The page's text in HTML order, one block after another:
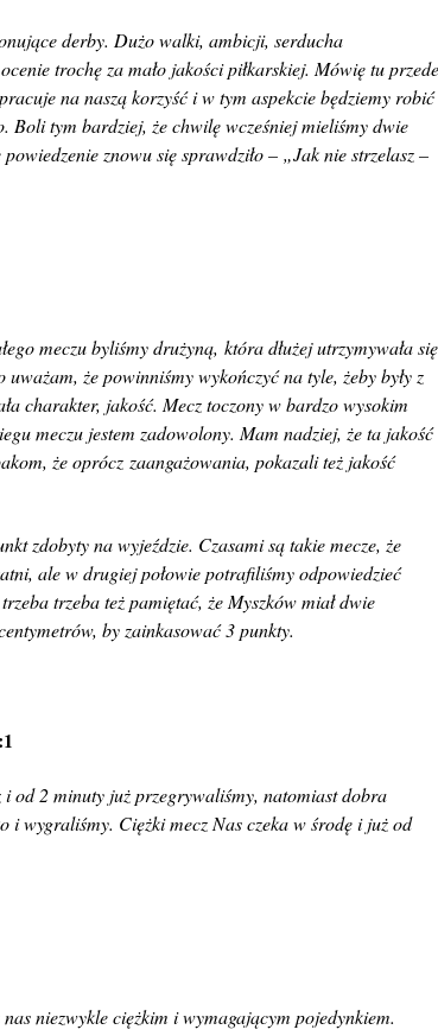
derby. Dużo walki, ambicji, serducha
trochę za mało jakości piłkarskiej. Mówię tu
na naszą korzyść i w tym aspekcie będziemy robić
Boli tym bardziej, że chwilę wcześniej mieliśmy dwie
znowu się sprawdziło – „Jak nie strzelasz –
meczu byliśmy drużyną,która dłużej utrzymywała się
że powinniśmy wykończyć na tyle, żeby były z
charakter, jakość. Mecz toczony w bardzo wysokim
meczu jestem zadowolony. Mam nadziej, że ta
że oprócz zaangażowania, pokazali też jakość
zdobyty na wyjeździe. Czasami są takie mecze, że
ale w drugiej połowie potrafiliśmy odpowiedzieć
trzeba też pamiętać, że Myszków miał dwie
by zainkasować 3 punkty.
i od 2 minuty już przegrywaliśmy, natomiast dobra
i wygraliśmy. Ciężki mecz Nas czeka w środę i już od
nas niezwykle ciężkim i wymagającym pojedynkiem.